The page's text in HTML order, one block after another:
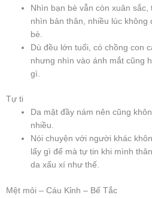
Nhìn bạn bè vẫn còn xuân
nhìn bản thân, nhiều lúc không
bè.
Dù đều lớn tuổi, có chồng con
nhưng nhìn vào ánh mắt cũng
gì.
Tự ti
Da mặt đầy nám nên cũng
nhiều.
Nói chuyện với người khác
lấy gì để mà tự tin khi mình
da xấu xí như thế.
Mệt mỏi – Cáu Kỉnh – Bế Tắc